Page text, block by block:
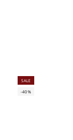
SALE
-40%